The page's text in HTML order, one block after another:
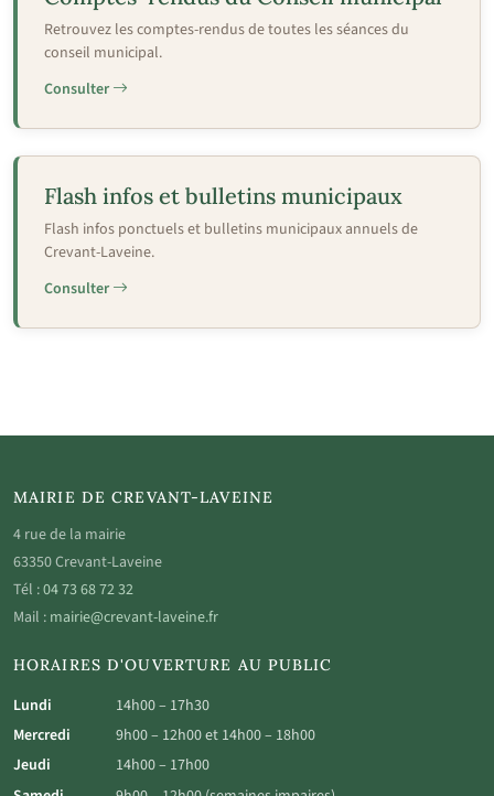
Retrouvez les comptes-rendus de toutes les séances du
conseil municipal.
Consulter
Flash infos et bulletins municipaux
Flash infos ponctuels et bulletins municipaux annuels de
Crevant-Laveine.
Consulter
MAIRIE DE CREVANT-LAVEINE
4 rue de la mairie
63350 Crevant-Laveine
Tél :04 73 68 72 32
Mail : mairie@crevant-laveine.fr
HORAIRES D'OUVERTURE AU PUBLIC
Lundi
14h00 – 17h30
Mercredi
9h00 – 12h00 et 14h00 – 18h00
Jeudi
14h00 – 17h00